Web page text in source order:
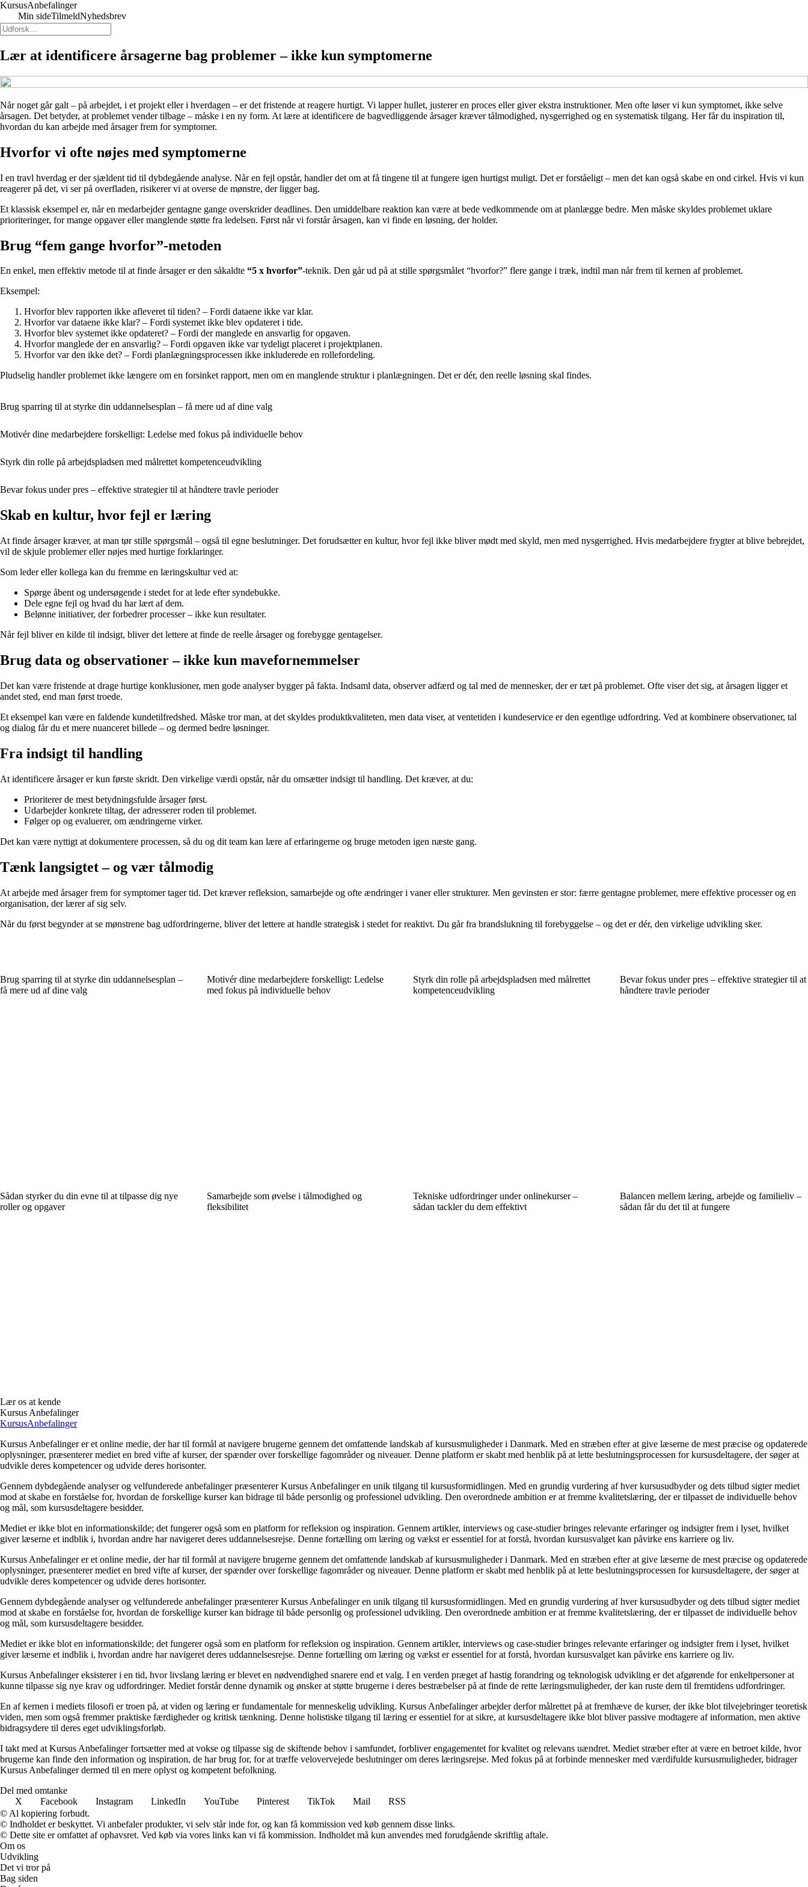
KursusAnbefalinger
Min sideTilmeldNyhedsbrev
Lær at identificere årsagerne bag problemer – ikke kun symptomerne
Når noget går galt – på arbejdet, i et projekt eller i hverdagen – er det fristende at reagere hurtigt. Vi lapper hullet, justerer en proces eller giver ekstra instruktioner. Men ofte løser vi kun symptomet, ikke selve
årsagen. Det betyder, at problemet vender tilbage – måske i en ny form. At lære at identificere de bagvedliggende årsager kræver tålmodighed, nysgerrighed og en systematisk tilgang. Her får du inspiration til,
hvordan du kan arbejde med årsager frem for symptomer.
Hvorfor vi ofte nøjes med symptomerne
I en travl hverdag er der sjældent tid til dybdegående analyse. Når en fejl opstår, handler det om at få tingene til at fungere igen hurtigst muligt. Det er forståeligt – men det kan også skabe en ond cirkel. Hvis vi kun
reagerer på det, vi ser på overfladen, risikerer vi at overse de mønstre, der ligger bag.
Et klassisk eksempel er, når en medarbejder gentagne gange overskrider deadlines. Den umiddelbare reaktion kan være at bede vedkommende om at planlægge bedre. Men måske skyldes problemet uklare
prioriteringer, for mange opgaver eller manglende støtte fra ledelsen. Først når vi forstår årsagen, kan vi finde en løsning, der holder.
Brug “fem gange hvorfor”-metoden
En enkel, men effektiv metode til at finde årsager er den såkaldte “5 x hvorfor”-teknik. Den går ud på at stille spørgsmålet “hvorfor?” flere gange i træk, indtil man når frem til kernen af problemet.
Eksempel:
Hvorfor blev rapporten ikke afleveret til tiden? – Fordi dataene ikke var klar.
Hvorfor var dataene ikke klar? – Fordi systemet ikke blev opdateret i tide.
Hvorfor blev systemet ikke opdateret? – Fordi der manglede en ansvarlig for opgaven.
Hvorfor manglede der en ansvarlig? – Fordi opgaven ikke var tydeligt placeret i projektplanen.
Hvorfor var den ikke det? – Fordi planlægningsprocessen ikke inkluderede en rollefordeling.
Pludselig handler problemet ikke længere om en forsinket rapport, men om en manglende struktur i planlægningen. Det er dér, den reelle løsning skal findes.
Brug sparring til at styrke din uddannelsesplan – få mere ud af dine valg
Motivér dine medarbejdere forskelligt: Ledelse med fokus på individuelle behov
Styrk din rolle på arbejdspladsen med målrettet kompetenceudvikling
Bevar fokus under pres – effektive strategier til at håndtere travle perioder
Skab en kultur, hvor fejl er læring
At finde årsager kræver, at man tør stille spørgsmål – også til egne beslutninger. Det forudsætter en kultur, hvor fejl ikke bliver mødt med skyld, men med nysgerrighed. Hvis medarbejdere frygter at blive bebrejdet,
vil de skjule problemer eller nøjes med hurtige forklaringer.
Som leder eller kollega kan du fremme en læringskultur ved at:
Spørge åbent og undersøgende i stedet for at lede efter syndebukke.
Dele egne fejl og hvad du har lært af dem.
Belønne initiativer, der forbedrer processer – ikke kun resultater.
Når fejl bliver en kilde til indsigt, bliver det lettere at finde de reelle årsager og forebygge gentagelser.
Brug data og observationer – ikke kun mavefornemmelser
Det kan være fristende at drage hurtige konklusioner, men gode analyser bygger på fakta. Indsaml data, observer adfærd og tal med de mennesker, der er tæt på problemet. Ofte viser det sig, at årsagen ligger et
andet sted, end man først troede.
Et eksempel kan være en faldende kundetilfredshed. Måske tror man, at det skyldes produktkvaliteten, men data viser, at ventetiden i kundeservice er den egentlige udfordring. Ved at kombinere observationer, tal
og dialog får du et mere nuanceret billede – og dermed bedre løsninger.
Fra indsigt til handling
At identificere årsager er kun første skridt. Den virkelige værdi opstår, når du omsætter indsigt til handling. Det kræver, at du:
Prioriterer de mest betydningsfulde årsager først.
Udarbejder konkrete tiltag, der adresserer roden til problemet.
Følger op og evaluerer, om ændringerne virker.
Det kan være nyttigt at dokumentere processen, så du og dit team kan lære af erfaringerne og bruge metoden igen næste gang.
Tænk langsigtet – og vær tålmodig
At arbejde med årsager frem for symptomer tager tid. Det kræver refleksion, samarbejde og ofte ændringer i vaner eller strukturer. Men gevinsten er stor: færre gentagne problemer, mere effektive processer og en
organisation, der lærer af sig selv.
Når du først begynder at se mønstrene bag udfordringerne, bliver det lettere at handle strategisk i stedet for reaktivt. Du går fra brandslukning til forebyggelse – og det er dér, den virkelige udvikling sker.
Brug sparring til at styrke din uddannelsesplan –
få mere ud af dine valg
Motivér dine medarbejdere forskelligt: Ledelse
med fokus på individuelle behov
Styrk din rolle på arbejdspladsen med målrettet
kompetenceudvikling
Bevar fokus under pres – effektive strategier til at
håndtere travle perioder
Sådan styrker du din evne til at tilpasse dig nye
roller og opgaver
Samarbejde som øvelse i tålmodighed og
fleksibilitet
Tekniske udfordringer under onlinekurser –
sådan tackler du dem effektivt
Balancen mellem læring, arbejde og familieliv –
sådan får du det til at fungere
Lær os at kende
Kursus Anbefalinger
KursusAnbefalinger
Kursus Anbefalinger er et online medie, der har til formål at navigere brugerne gennem det omfattende landskab af kursusmuligheder i Danmark. Med en stræben efter at give læserne de mest præcise og opdaterede
oplysninger, præsenterer mediet en bred vifte af kurser, der spænder over forskellige fagområder og niveauer. Denne platform er skabt med henblik på at lette beslutningsprocessen for kursusdeltagere, der søger at
udvikle deres kompetencer og udvide deres horisonter.
Gennem dybdegående analyser og velfunderede anbefalinger præsenterer Kursus Anbefalinger en unik tilgang til kursusformidlingen. Med en grundig vurdering af hver kursusudbyder og dets tilbud sigter mediet
mod at skabe en forståelse for, hvordan de forskellige kurser kan bidrage til både personlig og professionel udvikling. Den overordnede ambition er at fremme kvalitetslæring, der er tilpasset de individuelle behov
og mål, som kursusdeltagere besidder.
Mediet er ikke blot en informationskilde; det fungerer også som en platform for refleksion og inspiration. Gennem artikler, interviews og case-studier bringes relevante erfaringer og indsigter frem i lyset, hvilket
giver læserne et indblik i, hvordan andre har navigeret deres uddannelsesrejse. Denne fortælling om læring og vækst er essentiel for at forstå, hvordan kursusvalget kan påvirke ens karriere og liv.
Kursus Anbefalinger er et online medie, der har til formål at navigere brugerne gennem det omfattende landskab af kursusmuligheder i Danmark. Med en stræben efter at give læserne de mest præcise og opdaterede
oplysninger, præsenterer mediet en bred vifte af kurser, der spænder over forskellige fagområder og niveauer. Denne platform er skabt med henblik på at lette beslutningsprocessen for kursusdeltagere, der søger at
udvikle deres kompetencer og udvide deres horisonter.
Gennem dybdegående analyser og velfunderede anbefalinger præsenterer Kursus Anbefalinger en unik tilgang til kursusformidlingen. Med en grundig vurdering af hver kursusudbyder og dets tilbud sigter mediet
mod at skabe en forståelse for, hvordan de forskellige kurser kan bidrage til både personlig og professionel udvikling. Den overordnede ambition er at fremme kvalitetslæring, der er tilpasset de individuelle behov
og mål, som kursusdeltagere besidder.
Mediet er ikke blot en informationskilde; det fungerer også som en platform for refleksion og inspiration. Gennem artikler, interviews og case-studier bringes relevante erfaringer og indsigter frem i lyset, hvilket
giver læserne et indblik i, hvordan andre har navigeret deres uddannelsesrejse. Denne fortælling om læring og vækst er essentiel for at forstå, hvordan kursusvalget kan påvirke ens karriere og liv.
Kursus Anbefalinger eksisterer i en tid, hvor livslang læring er blevet en nødvendighed snarere end et valg. I en verden præget af hastig forandring og teknologisk udvikling er det afgørende for enkeltpersoner at
kunne tilpasse sig nye krav og udfordringer. Mediet forstår denne dynamik og ønsker at støtte brugerne i deres bestræbelser på at finde de rette læringsmuligheder, der kan ruste dem til fremtidens udfordringer.
En af kernen i mediets filosofi er troen på, at viden og læring er fundamentale for menneskelig udvikling. Kursus Anbefalinger arbejder derfor målrettet på at fremhæve de kurser, der ikke blot tilvejebringer teoretisk
viden, men som også fremmer praktiske færdigheder og kritisk tænkning. Denne holistiske tilgang til læring er essentiel for at sikre, at kursusdeltagere ikke blot bliver passive modtagere af information, men aktive
bidragsydere til deres eget udviklingsforløb.
I takt med at Kursus Anbefalinger fortsætter med at vokse og tilpasse sig de skiftende behov i samfundet, forbliver engagementet for kvalitet og relevans uændret. Mediet stræber efter at være en betroet kilde, hvor
brugerne kan finde den information og inspiration, de har brug for, for at træffe velovervejede beslutninger om deres læringsrejse. Med fokus på at forbinde mennesker med værdifulde kursusmuligheder, bidrager
Kursus Anbefalinger dermed til en mere oplyst og kompetent befolkning.
Del med omtanke
X
Facebook Instagram LinkedIn YouTube Pinterest TikTok Mail
RSS
© Al kopiering forbudt.
© Indholdet er beskyttet. Vi anbefaler produkter, vi selv står inde for, og kan få kommission ved køb gennem disse links.
© Dette site er omfattet af ophavsret. Ved køb via vores links kan vi få kommission. Indholdet må kun anvendes med forudgående skriftlig aftale.
Om os
Udvikling
Det vi tror på
Bag siden